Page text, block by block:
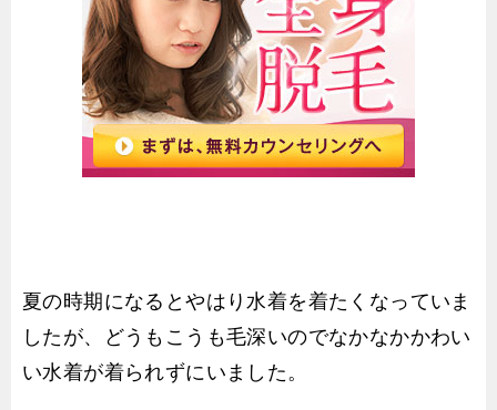
夏の時期になるとやはり水着を着たくなっていま
したが、どうもこうも毛深いのでなかなかかわい
い水着が着られずにいました。